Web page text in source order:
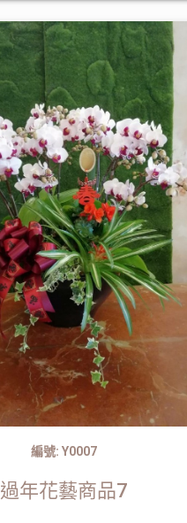
編號: Y0007
過年花藝商品7